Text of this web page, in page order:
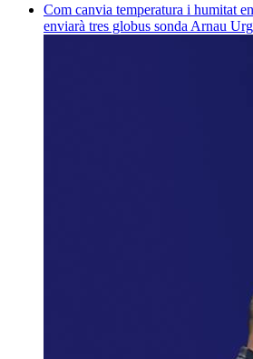
Com canvia temperatura i humitat
enviarà tres globus sonda Arnau